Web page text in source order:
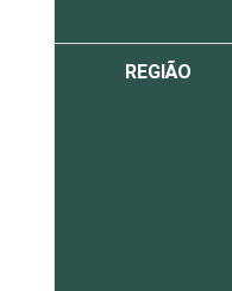
REGIÃO